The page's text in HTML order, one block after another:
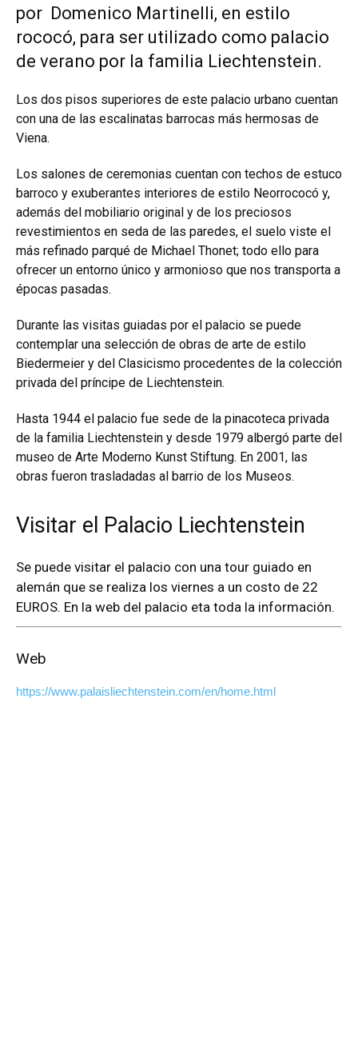
por Domenico Martinelli, en estilo
rococó, para ser utilizado como palacio
de verano por la familia Liechtenstein.
Los dos pisos superiores de este palacio urbano cuentan
con una de las escalinatas barrocas más hermosas de
Viena.
Los salones de ceremonias cuentan con techos de estuco
barroco y exuberantes interiores de estilo Neorrococó y,
además del mobiliario original y de los preciosos
revestimientos en seda de las paredes, el suelo viste el
más refinado parqué de Michael Thonet; todo ello para
ofrecer un entorno único y armonioso que nos transporta a
épocas pasadas.
Durante las visitas guiadas por el palacio se puede
contemplar una selección de obras de arte de estilo
Biedermeier y del Clasicismo procedentes de la colección
privada del príncipe de Liechtenstein.
Hasta 1944 el palacio fue sede de la pinacoteca privada
de la familia Liechtenstein y desde 1979 albergó parte del
museo de Arte Moderno Kunst Stiftung. En 2001, las
obras fueron trasladadas al barrio de los Museos.
Visitar el Palacio Liechtenstein
Se puede visitar el palacio con una tour guiado en
alemán que se realiza los viernes a un costo de 22
EUROS. En la web del palacio eta toda la información.
Web
https://www.palaisliechtenstein.com/en/home.html